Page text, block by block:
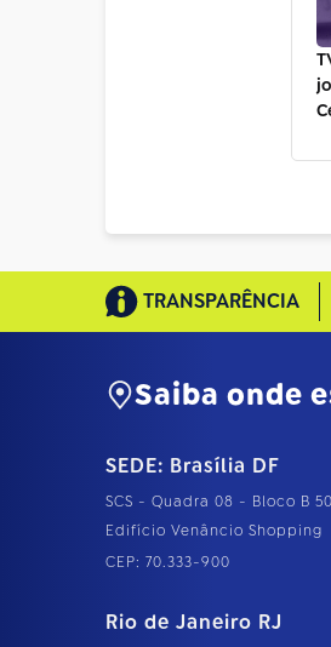
TRANSPARÊNCIA
Saiba onde
SEDE: Brasília DF
SCS - Quadra 08 - Bloco B
Edifício Venâncio Shopping
CEP: 70.333-900
Rio de Janeiro RJ